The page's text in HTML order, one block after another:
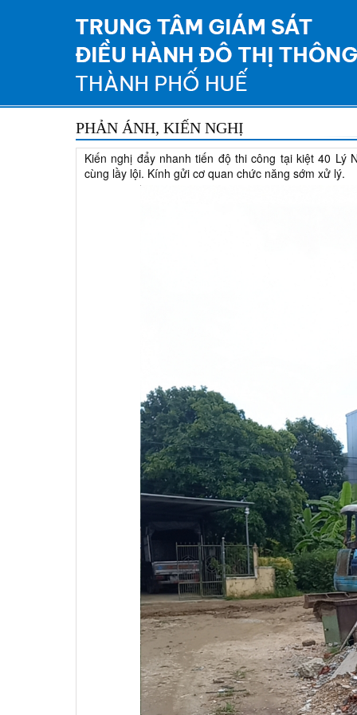
PHẢN ÁNH, KIẾN NGHỊ
Kiến nghị đẩy nhanh tiến độ thi công tại kiệt 40
cùng lầy lội. Kính gửi cơ quan chức năng sớm xử lý.